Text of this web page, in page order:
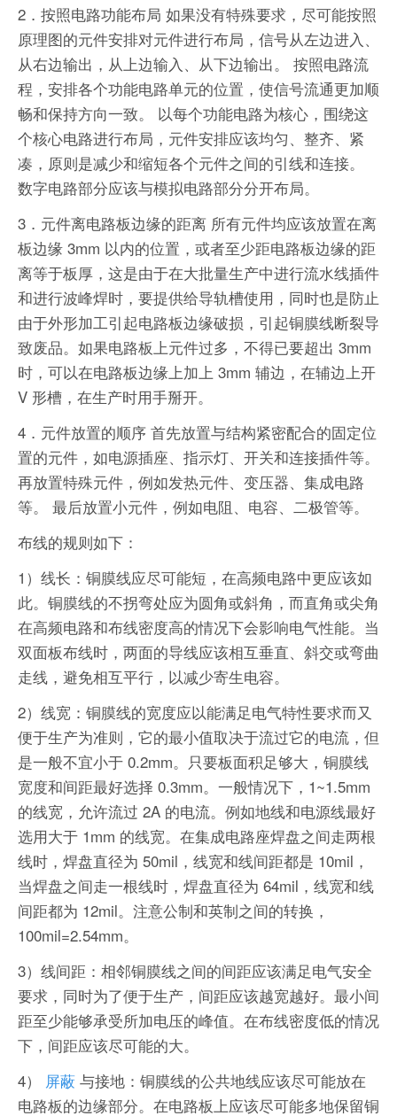
2．按照电路功能布局 如果没有特殊要求，尽可能按照
原理图的元件安排对元件进行布局，信号从左边进入、
从右边输出，从上边输入、从下边输出。 按照电路流
程，安排各个功能电路单元的位置，使信号流通更加顺
畅和保持方向一致。 以每个功能电路为核心，围绕这
个核心电路进行布局，元件安排应该均匀、整齐、紧
凑，原则是减少和缩短各个元件之间的引线和连接。
数字电路部分应该与模拟电路部分分开布局。
3．元件离电路板边缘的距离 所有元件均应该放置在离
板边缘 3mm 以内的位置，或者至少距电路板边缘的距
离等于板厚，这是由于在大批量生产中进行流水线插件
和进行波峰焊时，要提供给导轨槽使用，同时也是防止
由于外形加工引起电路板边缘破损，引起铜膜线断裂导
致废品。如果电路板上元件过多，不得已要超出 3mm
时，可以在电路板边缘上加上 3mm 辅边，在辅边上开
V 形槽，在生产时用手掰开。
4．元件放置的顺序 首先放置与结构紧密配合的固定位
置的元件，如电源插座、指示灯、开关和连接插件等。
再放置特殊元件，例如发热元件、变压器、集成电路
等。 最后放置小元件，例如电阻、电容、二极管等。
布线的规则如下：
1）线长：铜膜线应尽可能短，在高频电路中更应该如
此。铜膜线的不拐弯处应为圆角或斜角，而直角或尖角
在高频电路和布线密度高的情况下会影响电气性能。当
双面板布线时，两面的导线应该相互垂直、斜交或弯曲
走线，避免相互平行，以减少寄生电容。
2）线宽：铜膜线的宽度应以能满足电气特性要求而又
便于生产为准则，它的最小值取决于流过它的电流，但
是一般不宜小于 0.2mm。只要板面积足够大，铜膜线
宽度和间距最好选择 0.3mm。一般情况下，1~1.5mm
的线宽，允许流过 2A 的电流。例如地线和电源线最好
选用大于 1mm 的线宽。在集成电路座焊盘之间走两根
线时，焊盘直径为 50mil，线宽和线间距都是 10mil，
当焊盘之间走一根线时，焊盘直径为 64mil，线宽和线
间距都为 12mil。注意公制和英制之间的转换，
100mil=2.54mm。
3）线间距：相邻铜膜线之间的间距应该满足电气安全
要求，同时为了便于生产，间距应该越宽越好。最小间
距至少能够承受所加电压的峰值。在布线密度低的情况
下，间距应该尽可能的大。
4）
屏蔽 与接地：铜膜线的公共地线应该尽可能放在
电路板的边缘部分。在电路板上应该尽可能多地保留铜